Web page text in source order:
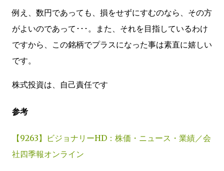
例え、数円であっても、損をせずにすむのなら、その方
がよいのであって･･･。また、それを目指しているわけ
ですから、この銘柄でプラスになった事は素直に嬉しい
です。
株式投資は、自己責任です
参考
【9263】ビジョナリーHD：株価・ニュース・業績／会
社四季報オンライン